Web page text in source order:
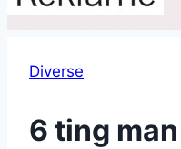
Diverse
6 ting